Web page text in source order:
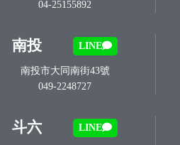
04-25155892
南投 LINE
南投市大同南街43號
049-2248727
斗六 LINE